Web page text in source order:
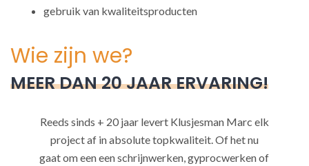
gebruik van kwaliteitsproducten
Wie zijn we?
MEER DAN 20 JAAR ERVARING!
Reeds sinds + 20 jaar levert Klusjesman Marc elk
project af in absolute topkwaliteit. Of het nu
gaat om een een schrijnwerken, gyprocwerken of